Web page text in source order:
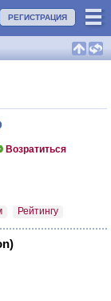
РЕГИСТРАЦИЯ
Возратиться
Рейтингу